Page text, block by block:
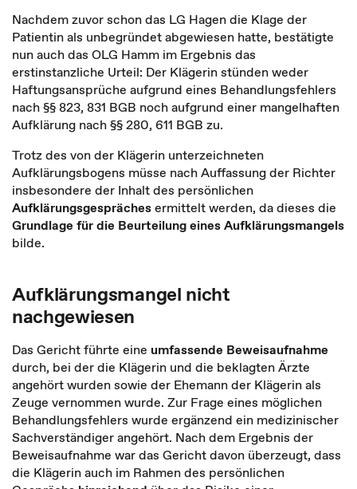
Nachdem zuvor schon das LG Hagen die Klage der
Patientin als unbegründet abgewiesen hatte, bestätigte
nun auch das OLG Hamm im Ergebnis das
erstinstanzliche Urteil: Der Klägerin stünden weder
Haftungsansprüche aufgrund eines Behandlungsfehlers
nach §§ 823, 831 BGB noch aufgrund einer mangelhaften
Aufklärung nach §§ 280, 611 BGB zu.
Trotz des von der Klägerin unterzeichneten
Aufklärungsbogens müsse nach Auffassung der Richter
insbesondere der Inhalt des persönlichen
Aufklärungsgesprächesermittelt werden, da dieses die
Grundlage für die Beurteilung eines Aufklärungsmangels
bilde.
Aufklärungsmangel nicht
nachgewiesen
Das Gericht führte eine umfassende Beweisaufnahme
durch, bei der die Klägerin und die beklagten Ärzte
angehört wurden sowie der Ehemann der Klägerin als
Zeuge vernommen wurde. Zur Frage eines möglichen
Behandlungsfehlers wurde ergänzend ein medizinischer
Sachverständiger angehört. Nach dem Ergebnis der
Beweisaufnahme war das Gericht davon überzeugt, dass
die Klägerin auch im Rahmen des persönlichen